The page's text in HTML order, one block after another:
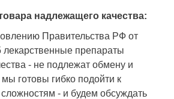
надлежащего качества:
Правительства РФ от
препараты
- не подлежат обмену и
готовы гибко подойти к
- и будем обсуждать